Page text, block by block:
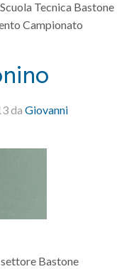
Tecnica Bastone
Campionato
da Giovanni
settore Bastone